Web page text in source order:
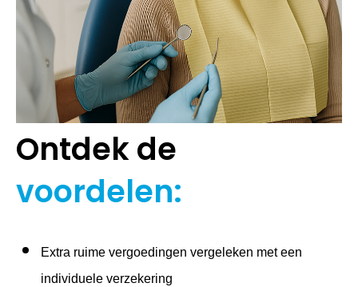
Ontdek de
voordelen:
Extra ruime vergoedingen vergeleken met een
individuele verzekering